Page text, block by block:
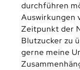
durchführen
Auswirkungen
Zeitpunkt der
Blutzucker zu
gerne meine